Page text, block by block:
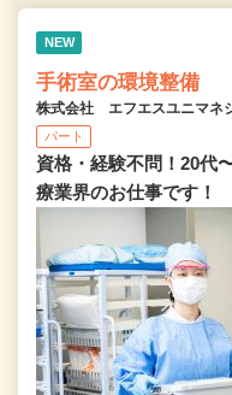
NEW
手術室の環境整備
株式会社 エフエスユニマネ
パート
資格・経験不問！20代
療業界のお仕事です！